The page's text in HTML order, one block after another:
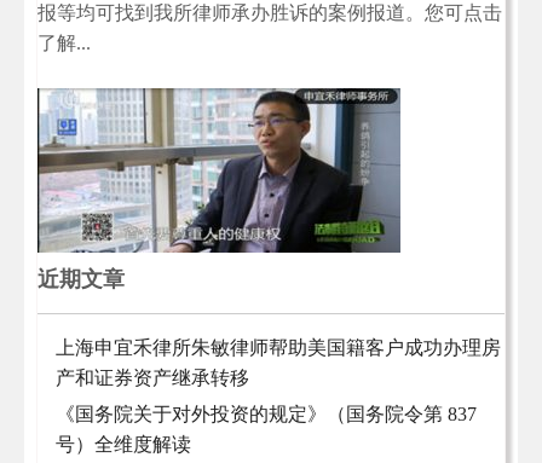
报等均可找到我所律师承办胜诉的案例报道。您可点击
了解...
近期文章
上海申宜禾律所朱敏律师帮助美国籍客户成功办理房
产和证券资产继承转移
《国务院关于对外投资的规定》（国务院令第 837
号）全维度解读